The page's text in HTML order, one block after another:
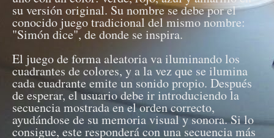
su versión original. Su nombre se debe por el
conocido juego tradicional del mismo nombre:
"Simón dice", de donde se inspira.
El juego de forma aleatoria va iluminando los
cuadrantes de colores, y a la vez que se ilumina
cada cuadrante emite un sonido propio. Después
de esperar, el usuario debe ir introduciendo la
secuencia mostrada en el orden correcto,
ayudándose de su memoria visual y sonora. Si lo
consigue, este responderá con una secuencia más